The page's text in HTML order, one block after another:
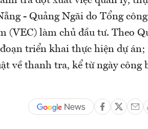
- Quảng Ngãi do Tổng
(VEC) làm chủ đầu tư. Theo
triển khai thực hiện dự
về thanh tra, kể từ ngày công